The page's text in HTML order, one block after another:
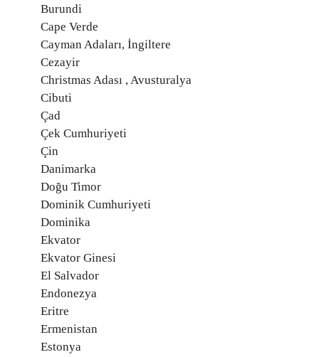
Burundi
Cape Verde
Cayman Adaları, İngiltere
Cezayir
Christmas Adası , Avusturalya
Cibuti
Çad
Çek Cumhuriyeti
Çin
Danimarka
Doğu Timor
Dominik Cumhuriyeti
Dominika
Ekvator
Ekvator Ginesi
El Salvador
Endonezya
Eritre
Ermenistan
Estonya